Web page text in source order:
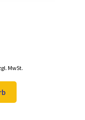
€.
MwSt.